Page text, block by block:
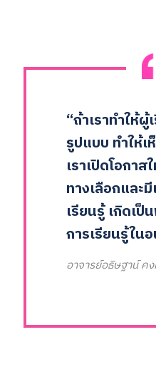
“ถ้าเราทำให้
รูปแบบ ทำให้
เราเปิดโอกา
ทางเลือกและ
เรียนรู้ เกิดเ
การเรียนรู้ใน
อาจารย์อธิษฐาน์ ค